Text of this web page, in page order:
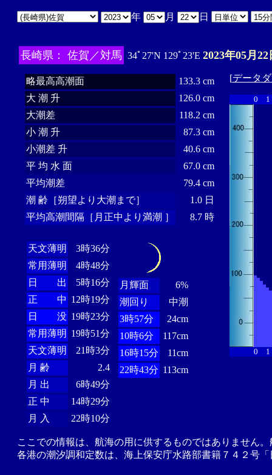
年 月 日
長崎県： 佐賀／対馬 34ﾟ27'N 129ﾟ23'E 2023年05月
略最高高潮面
133.3 cm
大 潮 升
126.0 cm
大潮差
118.2 cm
小 潮 升
87.3 cm
小潮差 升
40.6 cm
平 均 水 面
67.0 cm
平均潮差
79.4 cm
潮 齢［朔望より大潮まで］
1.0 日
平均高潮間隔［月正中より満潮 ］
8.7 時
天文薄明
3時36分
常用薄明
4時48分
日 出
5時16分
正 中 12時19分
日 没 19時23分
常用薄明 19時51分
天文薄明
21時3分
月 齢
2.4
月 出
6時49分
正 中
14時29分
月 入
22時10分
月輝面
6%
潮回り
中潮
3時57分
24cm
10時6分
117cm
16時15分
11cm
22時43分 113cm
[データ
0 1
0 1
ここでの情報は、航海の用に供するものではありません
各港の潮汐調和定数は、海上保安庁水路部書籍７４２号